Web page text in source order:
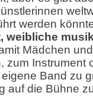
werden
weibliche
Mädchen
zum Instrument
Band zu
auf die Bühne